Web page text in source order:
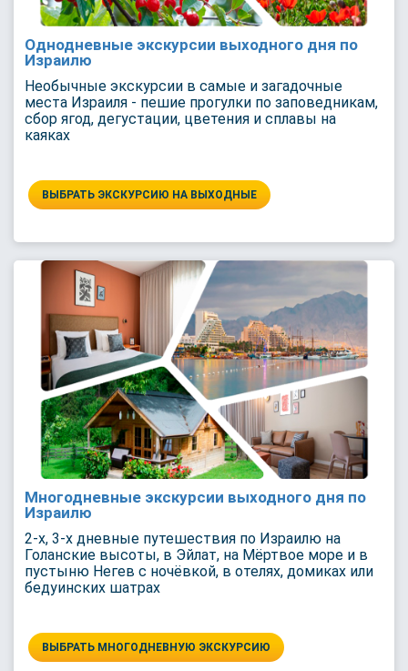
Однодневные экскурсии выходного дня по
Израилю
Необычные экскурсии в самые и загадочные
места Израиля - пешие прогулки по заповедникам,
сбор ягод, дегустации, цветения и сплавы на
каяках
ВЫБРАТЬ ЭКСКУРСИЮ НА ВЫХОДНЫЕ
Многодневные экскурсии выходного дня по
Израилю
2-х, 3-х дневные путешествия по Израилю на
Голанские высоты, в Эйлат, на Мёртвое море и в
пустыню Негев с ночёвкой, в отелях, домиках или
бедуинских шатрах
ВЫБРАТЬ МНОГОДНЕВНУЮ ЭКСКУРСИЮ